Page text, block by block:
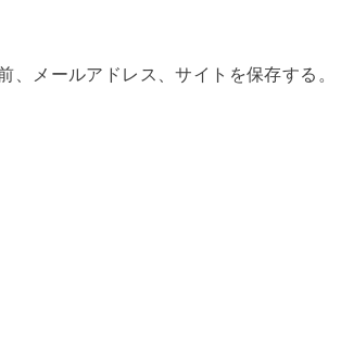
メールアドレス、サイトを保存する。